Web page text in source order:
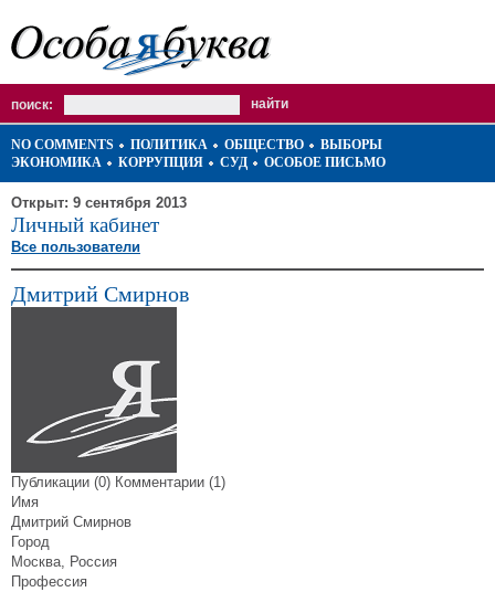
поиск:
NO COMMENTS ПОЛИТИКА ОБЩЕСТВО
ВЫБОРЫ
ЭКОНОМИКА
КОРРУПЦИЯ СУД ОСОБОЕ ПИСЬМО
Открыт: 9 сентября 2013
Личный кабинет
Все пользователи
Дмитрий Смирнов
Публикации (0) Комментарии (1)
Имя
Дмитрий Смирнов
Город
Москва, Россия
Профессия